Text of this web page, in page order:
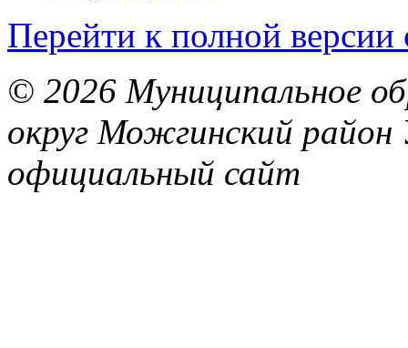
Перейти к полной версии
© 2026 Муниципальное
округ Можгинский район
официальный сайт